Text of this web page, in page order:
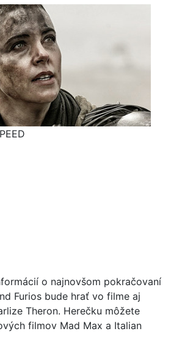
o najnovšom pokračovaní
Furios bude hrať vo filme aj
Theron. Herečku môžete
filmov Mad Max a Italian